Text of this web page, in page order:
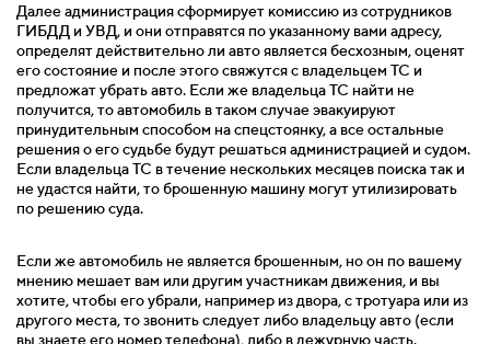
Далее администрация сформирует комиссию из сотрудников
ГИБДД и УВД, и они отправятся по указанному вами адресу,
определят действительно ли авто является бесхозным, оценят
его состояние и после этого свяжутся с владельцем ТС и
предложат убрать авто. Если же владельца ТС найти не
получится, то автомобиль в таком случае эвакуируют
принудительным способом на спецстоянку, а все остальные
решения о его судьбе будут решаться администрацией и судом.
Если владельца ТС в течение нескольких месяцев поиска так и
не удастся найти, то брошенную машину могут утилизировать
по решению суда.
Если же автомобиль не является брошенным, но он по вашему
мнению мешает вам или другим участникам движения, и вы
хотите, чтобы его убрали, например из двора, с тротуара или из
другого места, то звонить следует либо владельцу авто (если
вы знаете его номер телефона), либо в дежурную часть.